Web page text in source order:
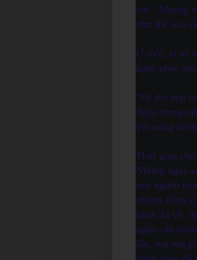
vui". Nhưng
như thế nào
Ừ thôi, ta về
hạnh phúc
"Về thu xếp
Ngày trong
Vội vàng
Thời gian
Những ngày
mặt người
những tiếng
hành.Ta về,
ngăn của
lộn, mịt mù